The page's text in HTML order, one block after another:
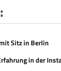
:
Sitz in Berlin
in der